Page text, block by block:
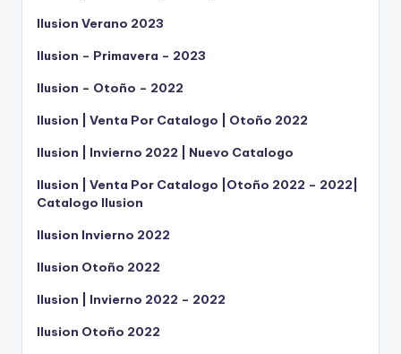
Ilusion Verano 2023
Ilusion – Primavera – 2023
Ilusion – Otoño – 2022
Ilusion | Venta Por Catalogo | Otoño 2022
Ilusion | Invierno 2022 | Nuevo Catalogo
Ilusion | Venta Por Catalogo |Otoño 2022 – 2022|
Catalogo Ilusion
Ilusion Invierno 2022
Ilusion Otoño 2022
Ilusion | Invierno 2022 – 2022
Ilusion Otoño 2022